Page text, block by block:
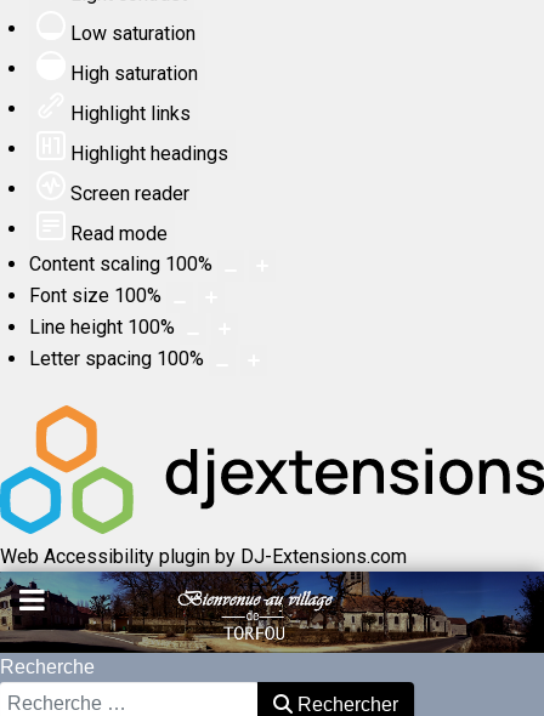
Low saturation
High saturation
Highlight links
Highlight headings
Screen reader
Read mode
Content scaling 100%
Font size 100%
Line height 100%
Letter spacing 100%
Web Accessibility plugin by DJ-Extensions.com
Recherche
Rechercher